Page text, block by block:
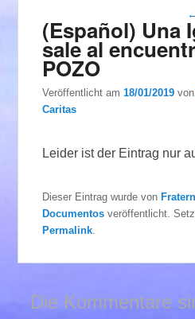
(Español) Una
sale al
POZO
Veröffentlicht am18/01/2019
Caritas
Leider ist der Eintrag nur
Dieser Eintrag wurde von
Documentos veröffentlicht.
Permalink
Die Kommentare